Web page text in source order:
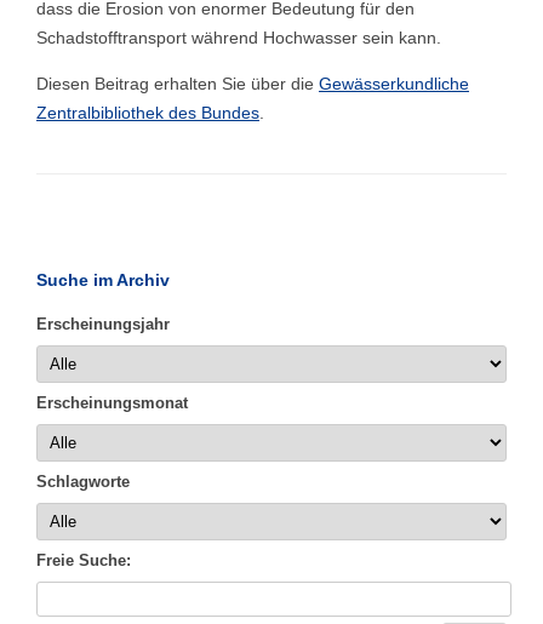
dass die Erosion von enormer Bedeutung für den
Schadstofftransport während Hochwasser sein kann.
Diesen Beitrag erhalten Sie über die Gewässerkundliche
Zentralbibliothek des Bundes
Suche im Archiv
Erscheinungsjahr
Erscheinungsmonat
Schlagworte
Freie Suche: